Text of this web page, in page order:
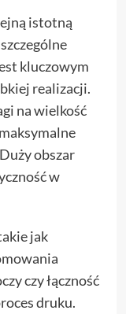
istotną
kluczowym
realizacji.
na wielkość
obszar
w
jak
czy łączność
druku.